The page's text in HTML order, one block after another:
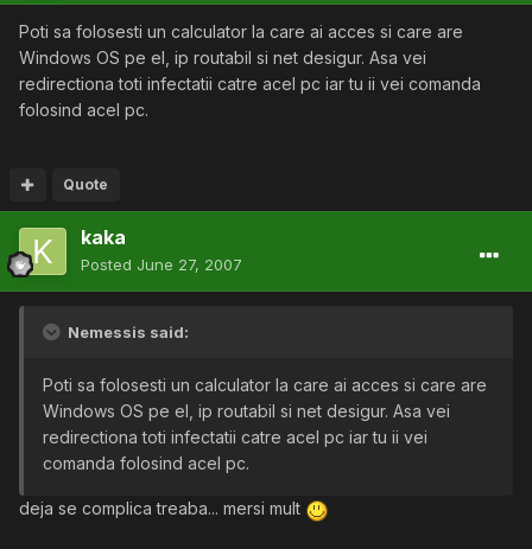
Poti sa folosesti un calculator la care ai acces si care are
Windows OS pe el, ip routabil si net desigur. Asa vei
redirectiona toti infectatii catre acel pc iar tu ii vei comanda
folosind acel pc.
Quote
kaka
Posted June 27, 2007
Nemessis said:
Poti sa folosesti un calculator la care ai acces si care are
Windows OS pe el, ip routabil si net desigur. Asa vei
redirectiona toti infectatii catre acel pc iar tu ii vei
comanda folosind acel pc.
deja se complica treaba... mersi mult